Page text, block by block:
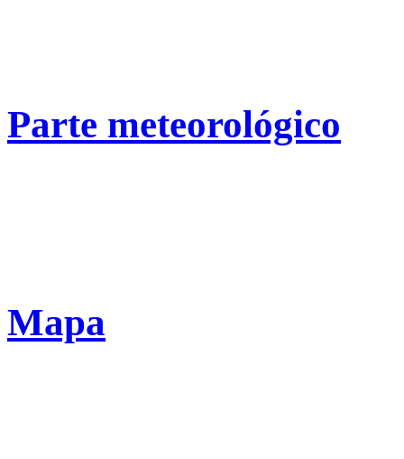
Parte meteorológico
Mapa